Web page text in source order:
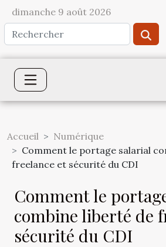
dimanche 9 août 2026
Accueil
Numérique
Comment le portage salarial
freelance et sécurité du CDI
Comment le
combine liberté de
sécurité du CDI